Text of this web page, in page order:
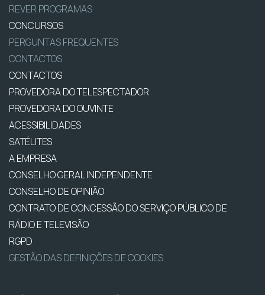
REVER PROGRAMAS
CONCURSOS
PERGUNTAS FREQUENTES
CONTACTOS
CONTACTOS
PROVEDORA DO TELESPECTADOR
PROVEDORA DO OUVINTE
ACESSIBILIDADES
SATÉLITES
A EMPRESA
CONSELHO GERAL INDEPENDENTE
CONSELHO DE OPINIÃO
CONTRATO DE CONCESSÃO DO SERVIÇO PÚBLICO DE
RÁDIO E TELEVISÃO
RGPD
GESTÃO DAS DEFINIÇÕES DE COOKIES